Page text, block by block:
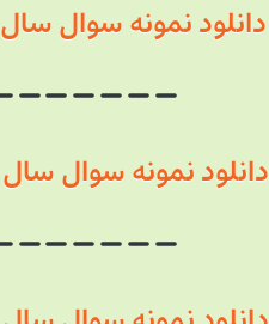
دانلود نمونه سوال سال 1401 +پاسخ
دانلود نمونه سوال سال 1400 +پاسخ